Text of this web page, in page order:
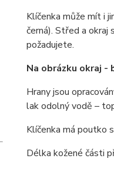
Klíčenka může mít i
černá). Střed a okraj
požadujete.
Na obrázku okraj -
Hrany jsou
lak odolný vodě –
Klíčenka má poutko
Délka kožené části